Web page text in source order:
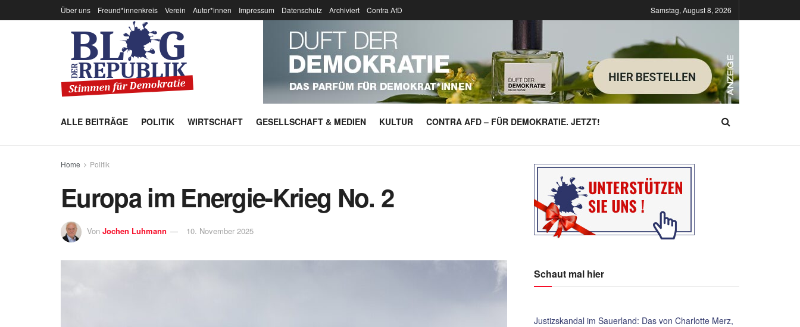
Über uns Freund*innenkreis Verein Autor*innen Impressum Datenschutz Archiviert Contra AfD Samstag, August 8, 2026
ALLE BEITRÄGE POLITIK WIRTSCHAFT GESELLSCHAFT & MEDIEN KULTUR CONTRA AFD – FÜR DEMOKRATIE. JETZT!
Home Politik
Europa im Energie-Krieg No. 2
Von Jochen Luhmann 10. November 2025
Schaut mal hier
Justizskandal im Sauerland: Das von Charlotte Merz,